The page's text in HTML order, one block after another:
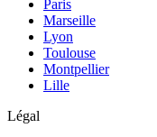
Paris
Marseille
Lyon
Toulouse
Montpellier
Lille
Légal